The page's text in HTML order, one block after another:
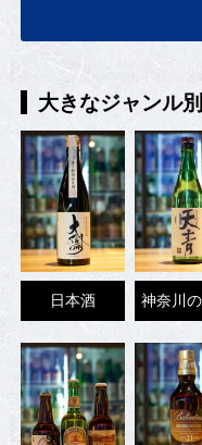
大きなジャンル
日本酒 神奈川